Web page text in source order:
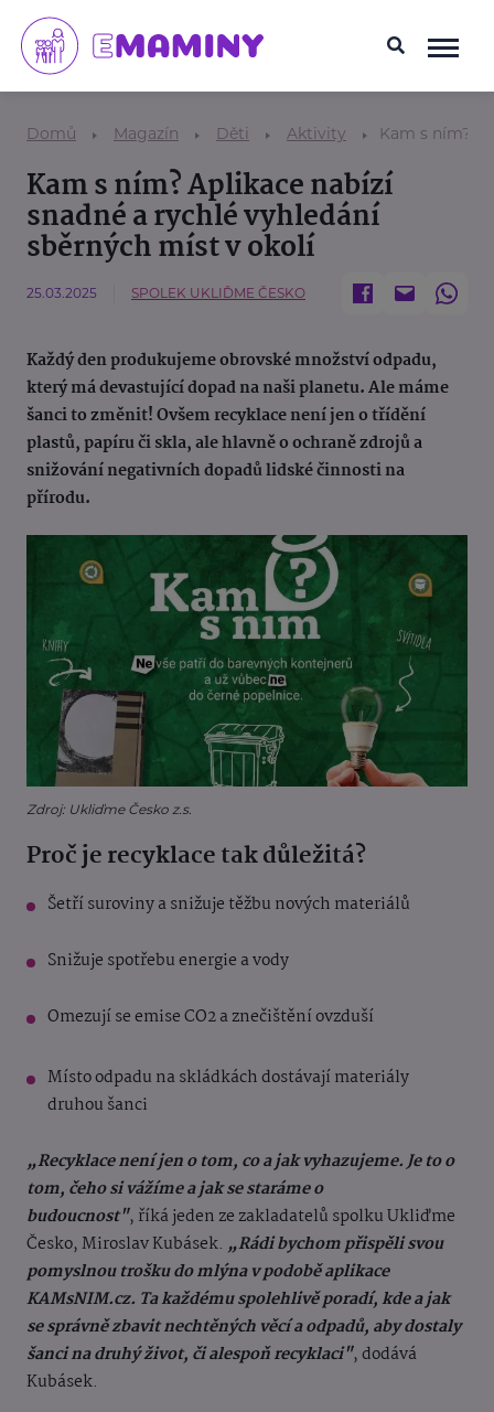
Domů Magazín Děti Aktivity Kam s ním?
Kam s ním? Aplikace nabízí
snadné a rychlé vyhledání
sběrných míst v okolí
25.03.2025 SPOLEK UKLIĎME ČESKO
Každý den produkujeme obrovské množství odpadu,
který má devastující dopad na naši planetu. Ale máme
šanci to změnit! Ovšem recyklace není jen o třídění
plastů, papíru či skla, ale hlavně o ochraně zdrojů a
snižování negativních dopadů lidské činnosti na
přírodu.
Zdroj: Ukliďme Česko z.s.
Proč je recyklace tak důležitá?
Šetří suroviny a snižuje těžbu nových materiálů
Snižuje spotřebu energie a vody
Omezují se emise CO2 a znečištění ovzduší
Místo odpadu na skládkách dostávají materiály
druhou šanci
„Recyklace není jen o tom, co a jak vyhazujeme. Je to o
tom, čeho si vážíme a jak se staráme o
budoucnost", říká jeden ze zakladatelů spolku Ukliďme
Česko, Miroslav Kubásek. „Rádi bychom přispěli svou
pomyslnou trošku do mlýna v podobě aplikace
KAMsNIM.cz. Ta každému spolehlivě poradí, kde a jak
se správně zbavit nechtěných věcí a odpadů, aby dostaly
šanci na druhý život, či alespoň recyklaci", dodává
Kubásek.